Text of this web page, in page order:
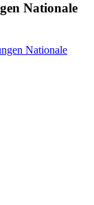
Nationale
Nationale